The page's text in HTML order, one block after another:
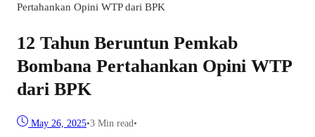
Pertahankan Opini WTP dari BPK
12 Tahun Beruntun Pemkab
Bombana Pertahankan Opini WTP
dari BPK
May 26, 2025•3 Min read•